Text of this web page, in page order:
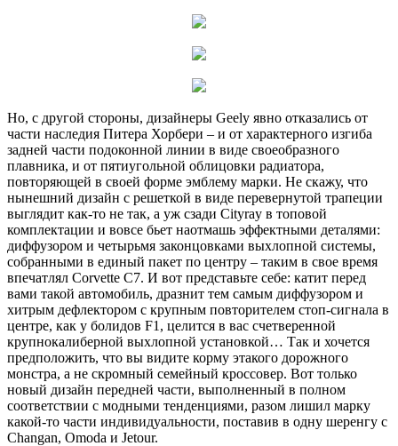
Но, с другой стороны, дизайнеры Geely явно отказались от
части наследия Питера Хорбери – и от характерного изгиба
задней части подоконной линии в виде своеобразного
плавника, и от пятиугольной облицовки радиатора,
повторяющей в своей форме эмблему марки. Не скажу, что
нынешний дизайн с решеткой в виде перевернутой трапеции
выглядит как-то не так, а уж сзади Cityray в топовой
комплектации и вовсе бьет наотмашь эффектными деталями:
диффузором и четырьмя законцовками выхлопной системы,
собранными в единый пакет по центру – таким в свое время
впечатлял Corvette C7. И вот представьте себе: катит перед
вами такой автомобиль, дразнит тем самым диффузором и
хитрым дефлектором с крупным повторителем стоп-сигнала в
центре, как у болидов F1, целится в вас счетверенной
крупнокалиберной выхлопной установкой… Так и хочется
предположить, что вы видите корму этакого дорожного
монстра, а не скромный семейный кроссовер. Вот только
новый дизайн передней части, выполненный в полном
соответствии с модными тенденциями, разом лишил марку
какой-то части индивидуальности, поставив в одну шеренгу с
Changan, Omoda и Jetour.